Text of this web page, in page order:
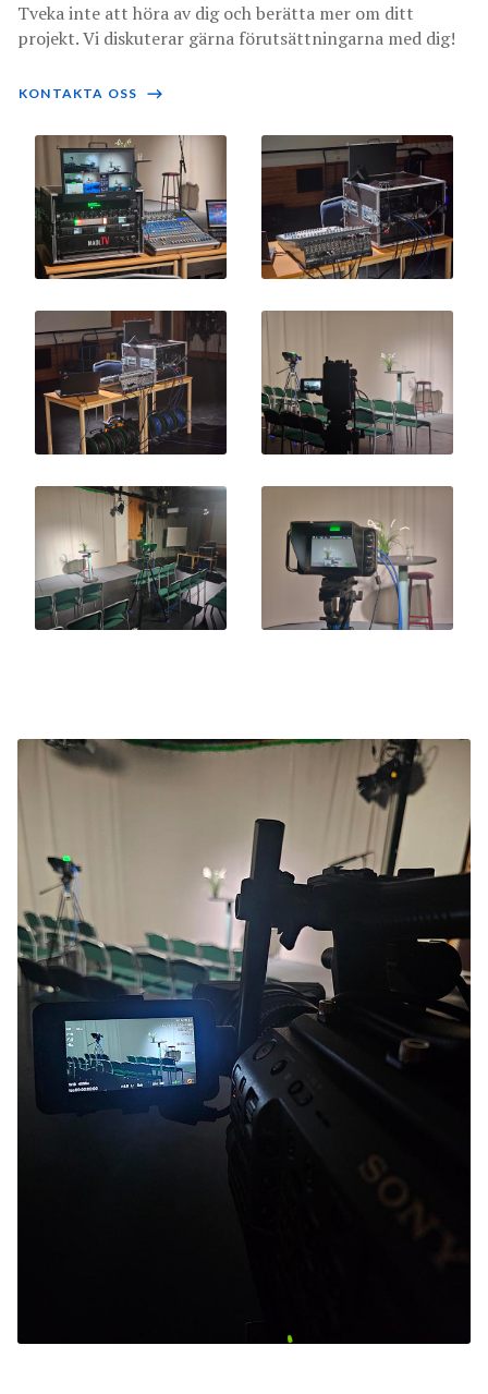
Tveka inte att höra av dig och berätta mer om ditt
projekt. Vi diskuterar gärna förutsättningarna med dig!
KONTAKTA OSS ⟶